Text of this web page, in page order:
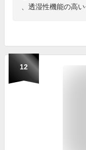
、透湿性機能の高
12